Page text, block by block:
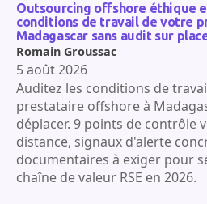
Outsourcing offshore éthique
conditions de travail de votre
Madagascar sans audit sur
Auditez les conditions de
prestataire offshore à
déplacer. 9 points de contrôle
distance, signaux d'alerte
documentaires à exiger pour
chaîne de valeur RSE en 2026.
Romain Groussac
5 août 2026